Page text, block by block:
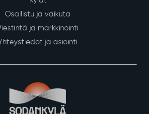
Osallistu ja vaikuta
ja markkinointi
ja asiointi